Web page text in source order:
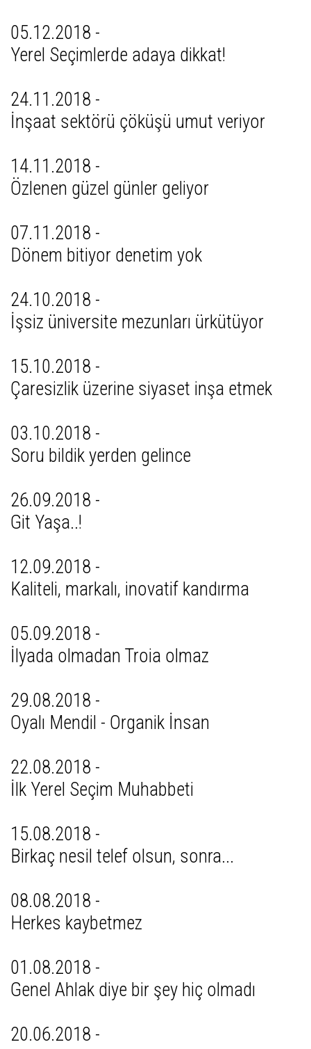
05.12.2018 -
Yerel Seçimlerde adaya dikkat!
24.11.2018 -
İnşaat sektörü çöküşü umut veriyor
14.11.2018 -
Özlenen güzel günler geliyor
07.11.2018 -
Dönem bitiyor denetim yok
24.10.2018 -
İşsiz üniversite mezunları ürkütüyor
15.10.2018 -
Çaresizlik üzerine siyaset inşa etmek
03.10.2018 -
Soru bildik yerden gelince
26.09.2018 -
Git Yaşa..!
12.09.2018 -
Kaliteli, markalı, inovatif kandırma
05.09.2018 -
İlyada olmadan Troia olmaz
29.08.2018 -
Oyalı Mendil - Organik İnsan
22.08.2018 -
İlk Yerel Seçim Muhabbeti
15.08.2018 -
Birkaç nesil telef olsun, sonra...
08.08.2018 -
Herkes kaybetmez
01.08.2018 -
Genel Ahlak diye bir şey hiç olmadı
20.06.2018 -